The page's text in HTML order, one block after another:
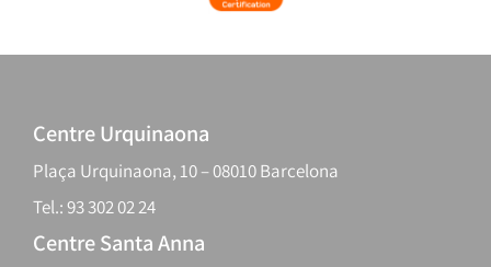
Centre Urquinaona
Plaça Urquinaona, 10 – 08010 Barcelona
Tel.: 93 302 02 24
Centre Santa Anna